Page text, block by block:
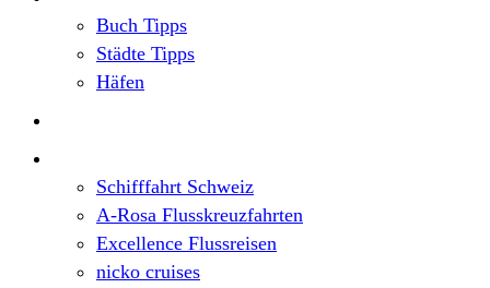
Buch Tipps
Städte Tipps
Häfen
Schifffahrt Schweiz
A-Rosa Flusskreuzfahrten
Excellence Flussreisen
nicko cruises